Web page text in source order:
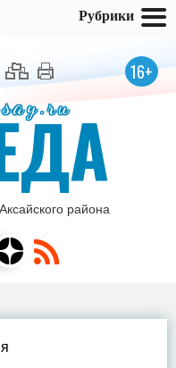
16+
района
Рубрики